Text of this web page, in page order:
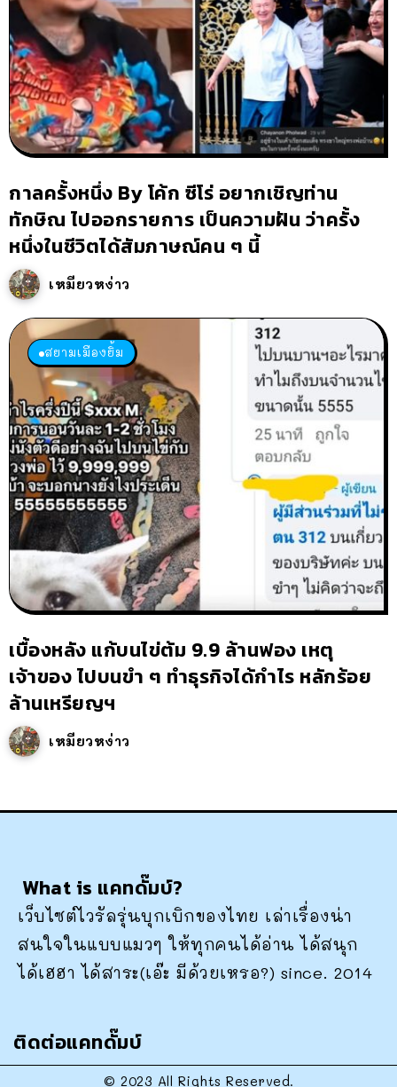
กาลครั้งหนึ่ง By โค้ก ซีโร่ อยากเชิญท่าน
ทักษิณ ไปออกรายการ เป็นความฝัน ว่าครั้ง
หนึ่งในชีวิตได้สัมภาษณ์คน ๆ นี้
เหมียวหง่าว
สยามเมืองยิ้ม
เบื้องหลัง แก้บนไข่ต้ม 9.9 ล้านฟอง เหตุ
เจ้าของ ไปบนขำ ๆ ทำธุรกิจได้กำไร หลักร้อย
ล้านเหรียญฯ
เหมียวหง่าว
What is แคทดั๊มบ์?
เว็บไซต์ไวรัลรุ่นบุกเบิกของไทย เล่าเรื่องน่า
สนใจในแบบแมวๆ ให้ทุกคนได้อ่าน ได้สนุก
ได้เฮฮา ได้สาระ(เอ๊ะ มีด้วยเหรอ?) since. 2014
ติดต่อแคทดั๊มบ์
© 2023 All Rights Reserved.